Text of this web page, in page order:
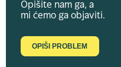
Opišite nam ga, a
mi ćemo ga objaviti.
OPIŠI PROBLEM